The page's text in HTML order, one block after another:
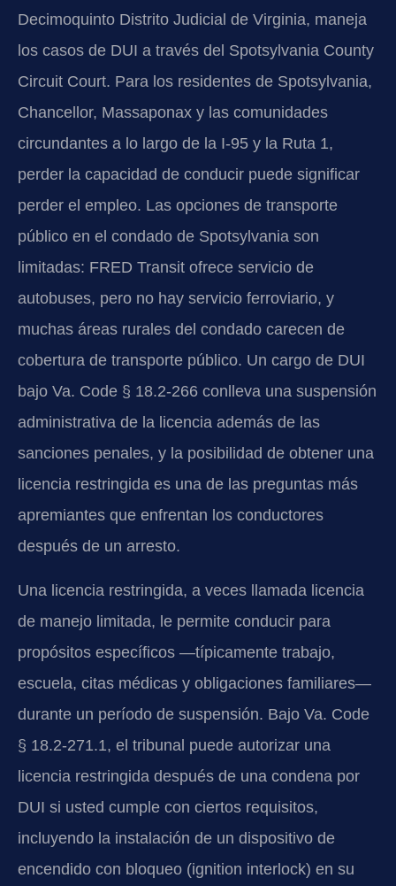
Decimoquinto Distrito Judicial de Virginia, maneja
los casos de DUI a través del Spotsylvania County
Circuit Court. Para los residentes de Spotsylvania,
Chancellor, Massaponax y las comunidades
circundantes a lo largo de la I-95 y la Ruta 1,
perder la capacidad de conducir puede significar
perder el empleo. Las opciones de transporte
público en el condado de Spotsylvania son
limitadas: FRED Transit ofrece servicio de
autobuses, pero no hay servicio ferroviario, y
muchas áreas rurales del condado carecen de
cobertura de transporte público. Un cargo de DUI
bajo Va. Code § 18.2-266 conlleva una suspensión
administrativa de la licencia además de las
sanciones penales, y la posibilidad de obtener una
licencia restringida es una de las preguntas más
apremiantes que enfrentan los conductores
después de un arresto.
Una licencia restringida, a veces llamada licencia
de manejo limitada, le permite conducir para
propósitos específicos —típicamente trabajo,
escuela, citas médicas y obligaciones familiares—
durante un período de suspensión. Bajo Va. Code
§ 18.2-271.1, el tribunal puede autorizar una
licencia restringida después de una condena por
DUI si usted cumple con ciertos requisitos,
incluyendo la instalación de un dispositivo de
encendido con bloqueo (ignition interlock) en su